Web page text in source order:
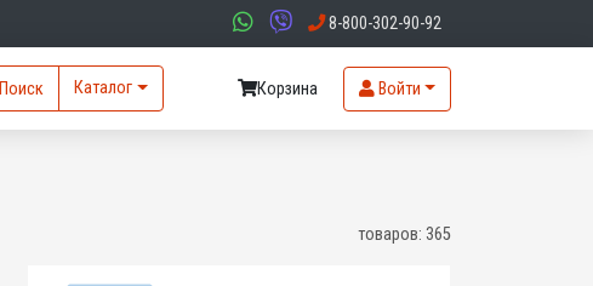
8-800-302-90-92
Поиск Каталог Корзина Войти
товаров: 365